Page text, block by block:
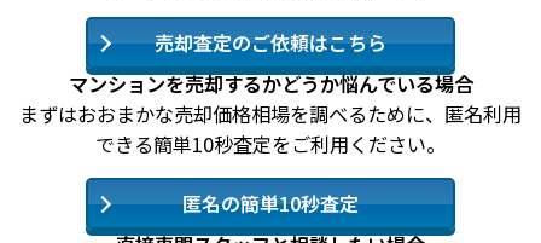
売却査定のご依頼はこちら
マンションを売却するかどうか悩んでいる場合
まずはおおまかな売却価格相場を調べるために、匿名利用
できる簡単10秒査定をご利用ください。
匿名の簡単10秒査定